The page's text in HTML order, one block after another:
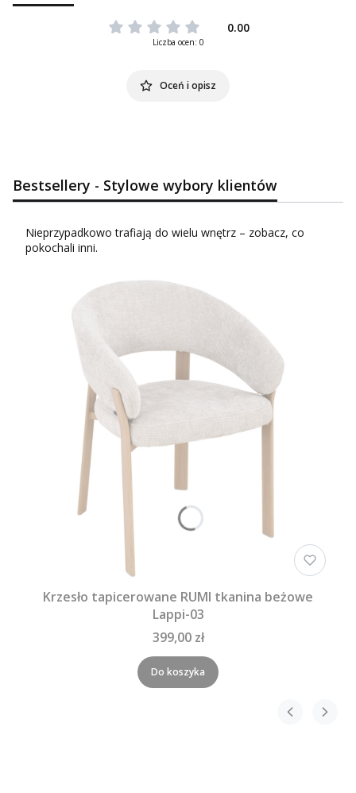
0.00
Liczba ocen: 0
Oceń i opisz
Bestsellery - Stylowe wybory klientów
Nieprzypadkowo trafiają do wielu wnętrz – zobacz, co
pokochali inni.
Krzesło tapicerowane RUMI tkanina beżowe
Lappi-03
399,00 zł
Do koszyka